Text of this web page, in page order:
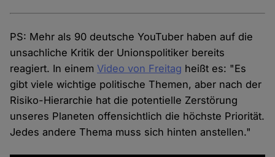
PS: Mehr als 90 deutsche YouTuber haben auf die
unsachliche Kritik der Unionspolitiker bereits
reagiert. In einemVideo von Freitag heißt es: "Es
gibt viele wichtige politische Themen, aber nach der
Risiko-Hierarchie hat die potentielle Zerstörung
unseres Planeten offensichtlich die höchste Priorität.
Jedes andere Thema muss sich hinten anstellen."